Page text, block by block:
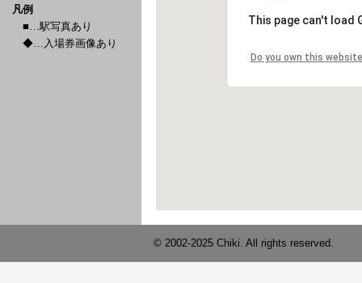
凡例
■…駅写真あり
◆…入場券画像あり
© 2002-2025 Chiki. All rights reserved.